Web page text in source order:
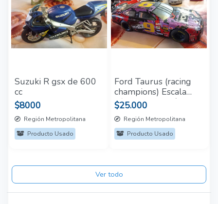
Suzuki R gsx de 600
cc
$8000
Región Metropolitana
Producto Usado
Ford Taurus (racing
champions) Escala
1/28 competición
$25.000
Región Metropolitana
Producto Usado
Ver todo